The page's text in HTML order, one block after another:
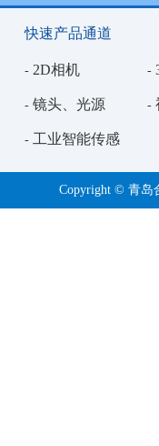
快速产品通道
- 2D相机 -
- 镜头、光源 -
- 工业智能传感
Copyright © 青岛